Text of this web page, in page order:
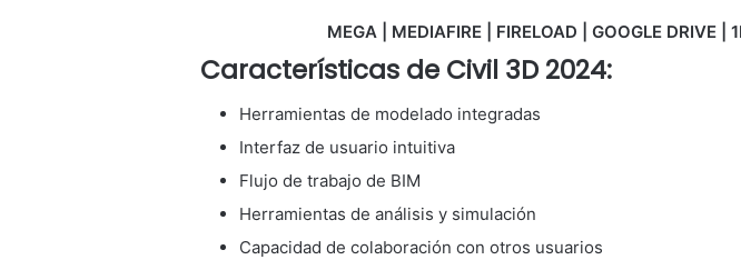
MEGA | MEDIAFIRE | FIRELOAD | GOOGLE DRIVE |
Características de Civil 3D 2024:
Herramientas de modelado integradas
Interfaz de usuario intuitiva
Flujo de trabajo de BIM
Herramientas de análisis y simulación
Capacidad de colaboración con otros usuarios